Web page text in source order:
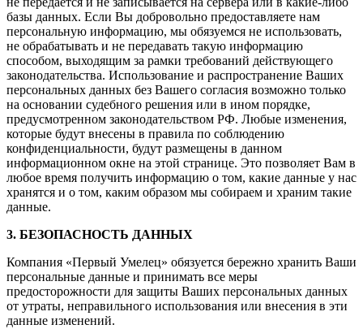
базы данных. Если Вы добровольно предоставляете нам
персональную информацию, мы обязуемся не использовать,
не обрабатывать и не передавать такую информацию
способом, выходящим за рамки требований действующего
законодательства. Использование и распространение Ваших
персональных данных без Вашего согласия возможно только
на основании судебного решения или в ином порядке,
предусмотренном законодательством РФ. Любые изменения,
которые будут внесены в правила по соблюдению
конфиденциальности, будут размещены в данном
информационном окне на этой странице. Это позволяет Вам в
любое время получить информацию о том, какие данные у нас
хранятся и о том, каким образом мы собираем и храним такие
данные.
3. БЕЗОПАСНОСТЬ ДАННЫХ
Компания «Первый Умелец» обязуется бережно хранить Ваши
персональные данные и принимать все меры
предосторожности для защиты Ваших персональных данных
от утраты, неправильного использования или внесения в эти
данные изменений.